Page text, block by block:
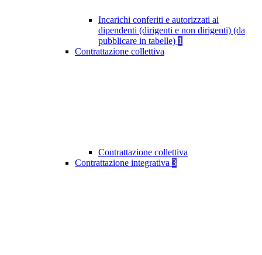
Incarichi conferiti e autorizzati ai
dipendenti (dirigenti e non dirigenti) (da
pubblicare in tabelle) 1
Contrattazione collettiva
Contrattazione collettiva
Contrattazione integrativa 3